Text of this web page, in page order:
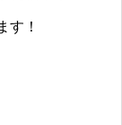
す！